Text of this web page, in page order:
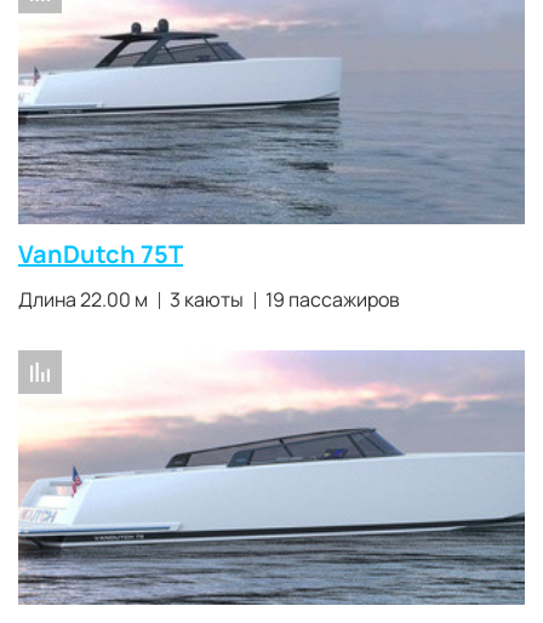
VanDutch 75T
Длина 22.00 м 3 каюты 19 пассажиров